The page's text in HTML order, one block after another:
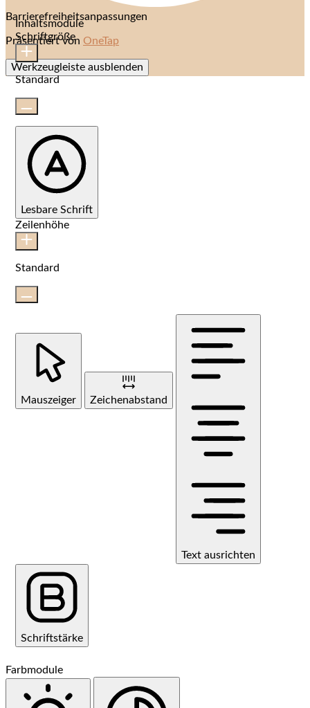
Barrierefreiheitsanpassungen
Präsentiert von OneTap
Werkzeugleiste ausblenden
Inhaltsmodule
Schriftgröße
Standard
Lesbare Schrift
Zeilenhöhe
Standard
Mauszeiger Zeichenabstand
Text ausrichten
Schriftstärke
Farbmodule